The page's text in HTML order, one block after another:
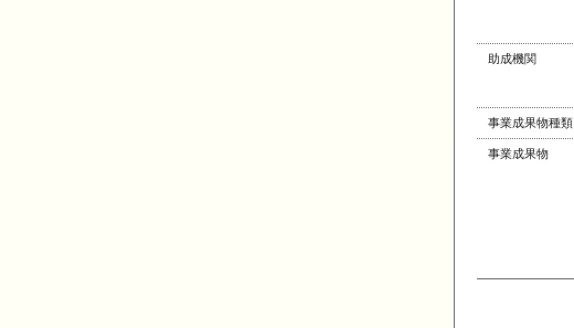
助成機関
事業成果物種類
事業成果物